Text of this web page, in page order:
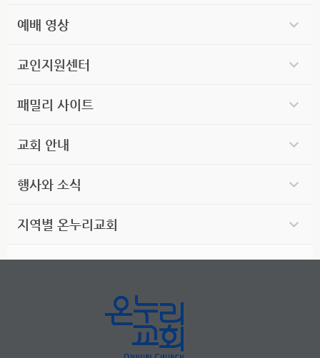
예배 영상
교인지원센터
패밀리 사이트
교회 안내
행사와 소식
지역별 온누리교회